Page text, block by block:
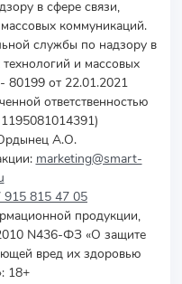
в сфере связи,
коммуникаций.
службы по надзору в
и массовых
от 22.01.2021
ответственностью
А.О.
marketing@smart-
915 815 47 05
продукции,
N436-ФЗ «О защите
вред их здоровью
18+